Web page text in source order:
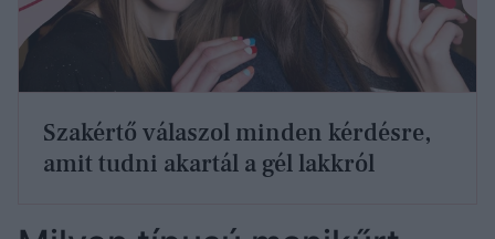
Szakértő válaszol minden kérdésre,
amit tudni akartál a gél lakkról